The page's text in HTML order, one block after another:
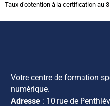
Taux d’obtention à la certification au
Votre centre de formation
numérique.
Adresse : 10 rue de